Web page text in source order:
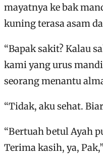
mayatnya ke bak
kuning terasa asam
“Bapak sakit? Kalau
kami yang urus
seorang menantu
“Tidak, aku sehat.
“Bertuah betul Ayah
Terima kasih, ya,